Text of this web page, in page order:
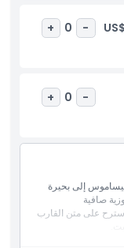
-
0
+
-
0
+
من ميناء كيساموس إلى بحيرة
صافية
على متن القارب